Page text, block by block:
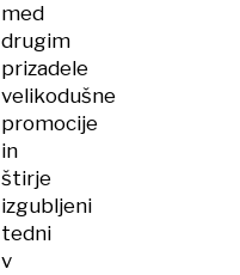
med
drugim
prizadele
velikodušne
promocije
in
štirje
izgubljeni
tedni
v